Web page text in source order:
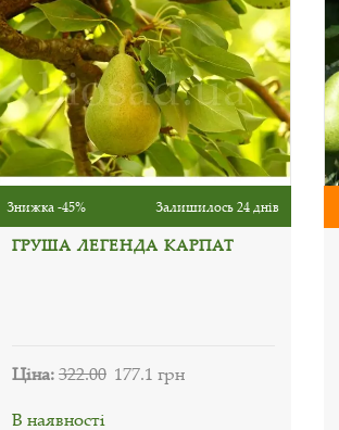
Знижка -45% Залишилось 24 днів
ГРУША ЛЕГЕНДА КАРПАТ
Ціна:322.00 177.1 грн
В наявності